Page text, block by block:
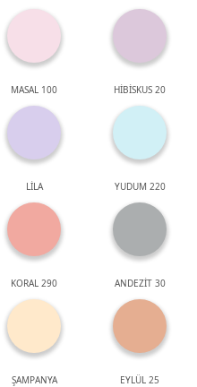
MASAL 100 HİBİSKUS 20
LİLA YUDUM 220
KORAL 290 ANDEZİT 30
ŞAMPANYA EYLÜL 25